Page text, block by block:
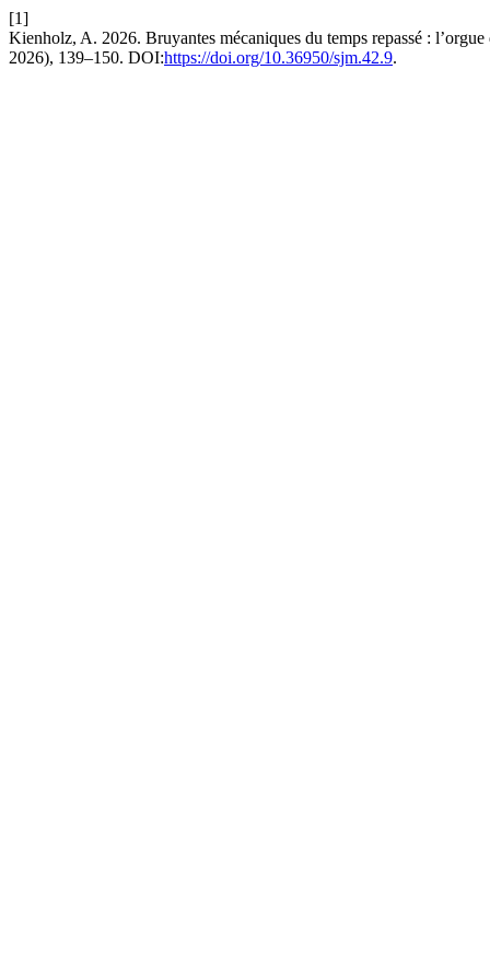
[1]
Kienholz, A. 2026. Bruyantes mécaniques du temps repassé :
2026), 139–150. DOI:https://doi.org/10.36950/sjm.42.9.